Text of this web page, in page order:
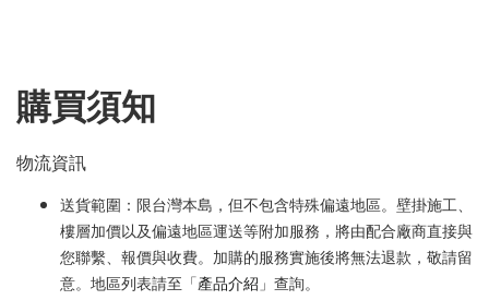
購買須知
物流資訊
送貨範圍：限台灣本島，但不包含特殊偏遠地區。壁掛施工、
樓層加價以及偏遠地區運送等附加服務，將由配合廠商直接與
您聯繫、報價與收費。加購的服務實施後將無法退款，敬請留
意。地區列表請至「產品介紹 」查詢。